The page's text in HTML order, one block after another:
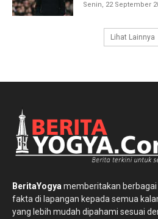
Senin, 22 September
Lihat Lainnya
BeritaYogyamemberitakan
fakta di lapangan kepada semua
yang lebih mudah dipahami sesuai